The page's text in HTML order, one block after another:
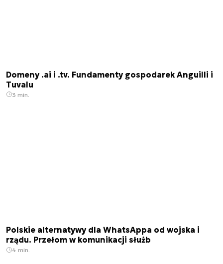
Domeny .ai i .tv. Fundamenty gospodarek Anguilli i
Tuvalu
3 min.
Polskie alternatywy dla WhatsAppa od wojska i
rządu. Przełom w komunikacji służb
4 min.